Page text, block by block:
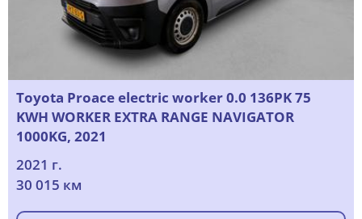
Toyota Proace electric worker 0.0 136PK 75
KWH WORKER EXTRA RANGE NAVIGATOR
1000KG, 2021
2021 г.
30 015 км